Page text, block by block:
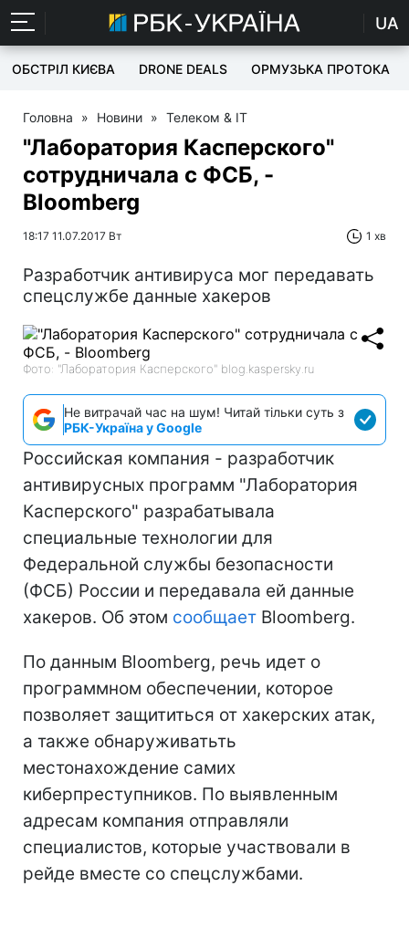
UA
ОБСТРІЛ КИЄВА DRONE DEALS ОРМУЗЬКА ПРОТОКА
Головна » Новини » Телеком & IT
"Лаборатория Касперского"
сотрудничала с ФСБ, -
Bloomberg
18:17 11.07.2017 Вт 1 хв
Разработчик антивируса мог передавать
спецслужбе данные хакеров
Фото: "Лаборатория Касперского" blog.kaspersky.ru
Не витрачай час на шум! Читай тільки суть з
РБК-Україна у Google
Российская компания - разработчик
антивирусных программ "Лаборатория
Касперского" разрабатывала
специальные технологии для
Федеральной службы безопасности
(ФСБ) России и передавала ей данные
хакеров. Об этом сообщает Bloomberg.
По данным Bloomberg, речь идет о
программном обеспечении, которое
позволяет защититься от хакерских атак,
а также обнаруживатьть
местонахождение самих
киберпреступников. По выявленным
адресам компания отправляли
специалистов, которые участвовали в
рейде вместе со спецслужбами.